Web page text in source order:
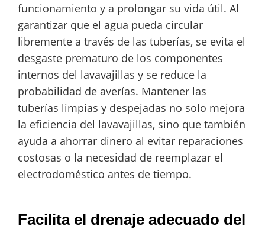
funcionamiento y a prolongar su vida útil. Al
garantizar que el agua pueda circular
libremente a través de las tuberías, se evita el
desgaste prematuro de los componentes
internos del lavavajillas y se reduce la
probabilidad de averías. Mantener las
tuberías limpias y despejadas no solo mejora
la eficiencia del lavavajillas, sino que también
ayuda a ahorrar dinero al evitar reparaciones
costosas o la necesidad de reemplazar el
electrodoméstico antes de tiempo.
Facilita el drenaje adecuado del